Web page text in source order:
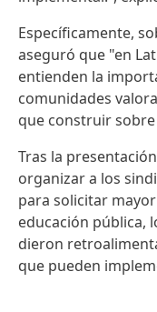
Específicamente,
aseguró que "en
entienden la
comunidades
que construir
Tras la
organizar a los
para solicitar
educación pública,
dieron
que pueden